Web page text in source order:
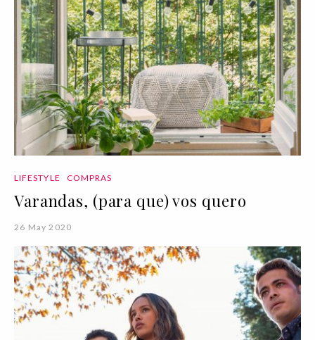
LIFESTYLE COMPRAS
Varandas, (para que) vos quero
26 May 2020